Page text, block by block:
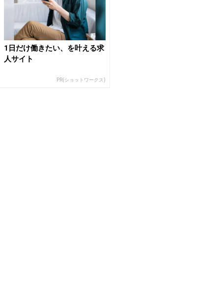
1日だけ働きたい、を叶える求
人サイト
PR(ショットワークス)